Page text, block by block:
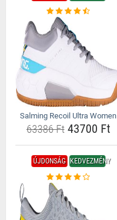
Salming Recoil Ultra Women
63386 Ft43700 Ft
ÚJDONSÁG KEDVEZMÉNY